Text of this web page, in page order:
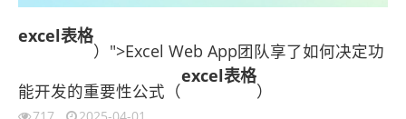
excel表格
）">Excel Web App团队享了如何决定功
能开发的重要性公式（
excel表格
）
717 2025-04-01